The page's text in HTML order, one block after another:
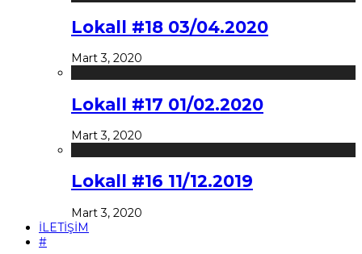
Lokall #18 03/04.2020
Mart 3, 2020
Lokall #17 01/02.2020
Mart 3, 2020
Lokall #16 11/12.2019
Mart 3, 2020
İLETİŞİM
#